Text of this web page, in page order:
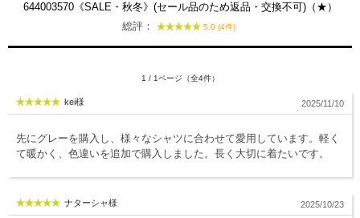
ワンピース
サロペット
レギンス・インナー
全てのアイテム
644003570《SALE・秋冬》(セール品のため返品・交換不可)（★）
総評：
5.0 (4件)
1 / 1ページ（全4件）
kei様 2025/11/10
先にグレーを購入し、様々なシャツに合わせて愛用しています。軽く
て暖かく、色違いを追加で購入しました。長く大切に着たいです。
ナターシャ様 2025/10/23